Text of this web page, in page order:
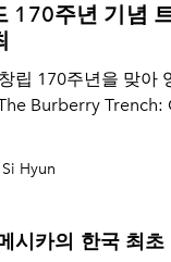
170주년 기념
립 170주년을 맞아
Burberry
Hyun
시카의 한국 최